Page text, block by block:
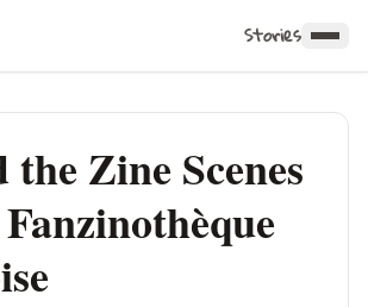
Stories
Zine Scenes